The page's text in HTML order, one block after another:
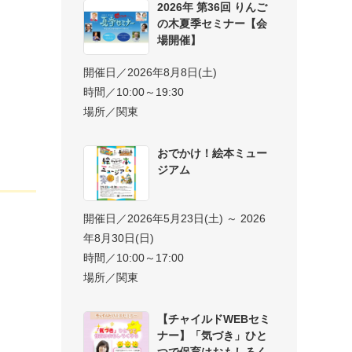
2026年 第36回 りんご
の木夏季セミナー【会
場開催】
開催日／2026年8月8日(土)
時間／10:00～19:30
場所／関東
おでかけ！絵本ミュー
ジアム
開催日／2026年5月23日(土) ～ 2026
年8月30日(日)
時間／10:00～17:00
場所／関東
【チャイルドWEBセミ
ナー】「気づき」ひと